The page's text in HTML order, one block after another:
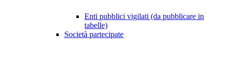
Enti pubblici vigilati (da pubblicare in
tabelle)
Società partecipate